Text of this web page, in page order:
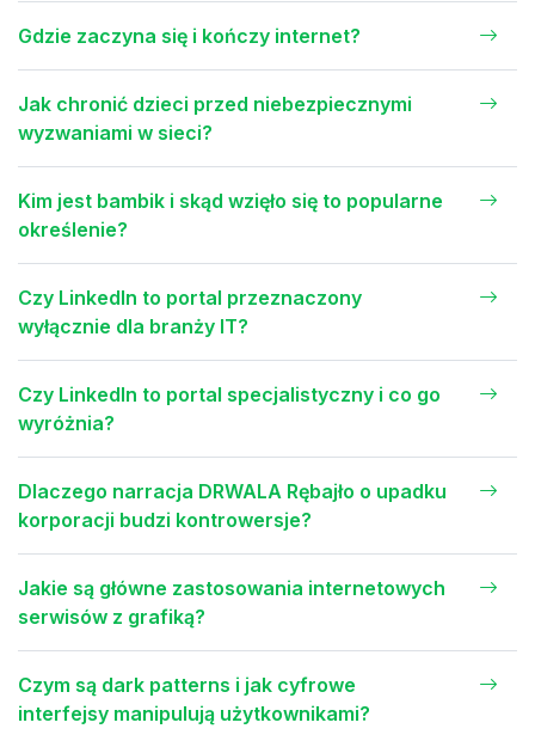
Gdzie zaczyna się i kończy internet?
Jak chronić dzieci przed niebezpiecznymi
wyzwaniami w sieci?
Kim jest bambik i skąd wzięło się to popularne
określenie?
Czy LinkedIn to portal przeznaczony
wyłącznie dla branży IT?
Czy LinkedIn to portal specjalistyczny i co go
wyróżnia?
Dlaczego narracja DRWALA Rębajło o upadku
korporacji budzi kontrowersje?
Jakie są główne zastosowania internetowych
serwisów z grafiką?
Czym są dark patterns i jak cyfrowe
interfejsy manipulują użytkownikami?